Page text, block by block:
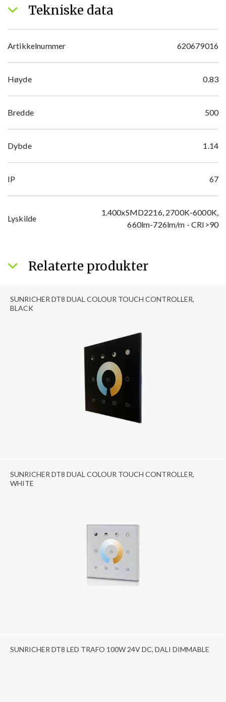
Tekniske data
Artikkelnummer 620679016
Høyde 0.83
Bredde 500
Dybde 1.14
IP 67
Lyskilde
1.400xSMD2216, 2700K-6000K,
660lm-726lm/m - CRI>90
Relaterte produkter
SUNRICHER DT8 DUAL COLOUR TOUCH CONTROLLER,
BLACK
SUNRICHER DT8 DUAL COLOUR TOUCH CONTROLLER,
WHITE
SUNRICHER DT8 LED TRAFO 100W 24V DC, DALI DIMMABLE